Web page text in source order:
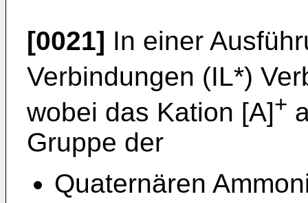
[0021] In einer
Verbindungen (IL*)
wobei das Kation [A]+
Gruppe der
Quaternären